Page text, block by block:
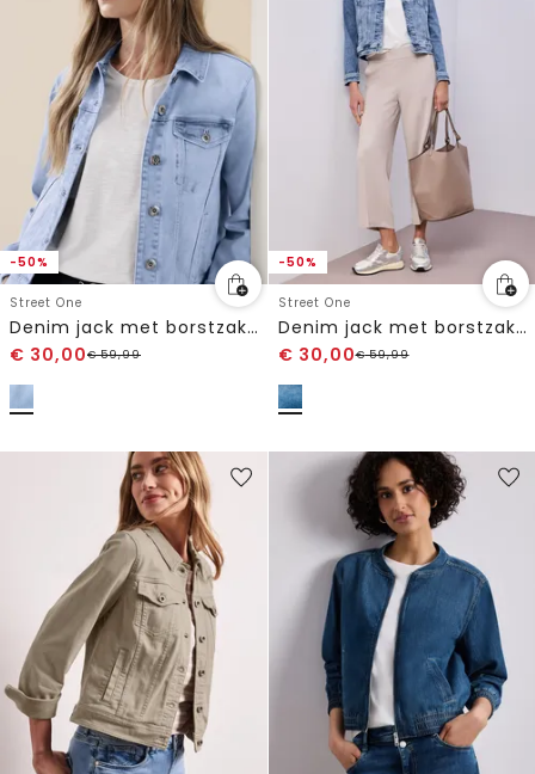
-50%
Street One
Denim jack met borstzakken en knopen
€ 30,00€59,99
-50%
Street One
Denim jack met borstzakken en knopen
€ 30,00€59,99